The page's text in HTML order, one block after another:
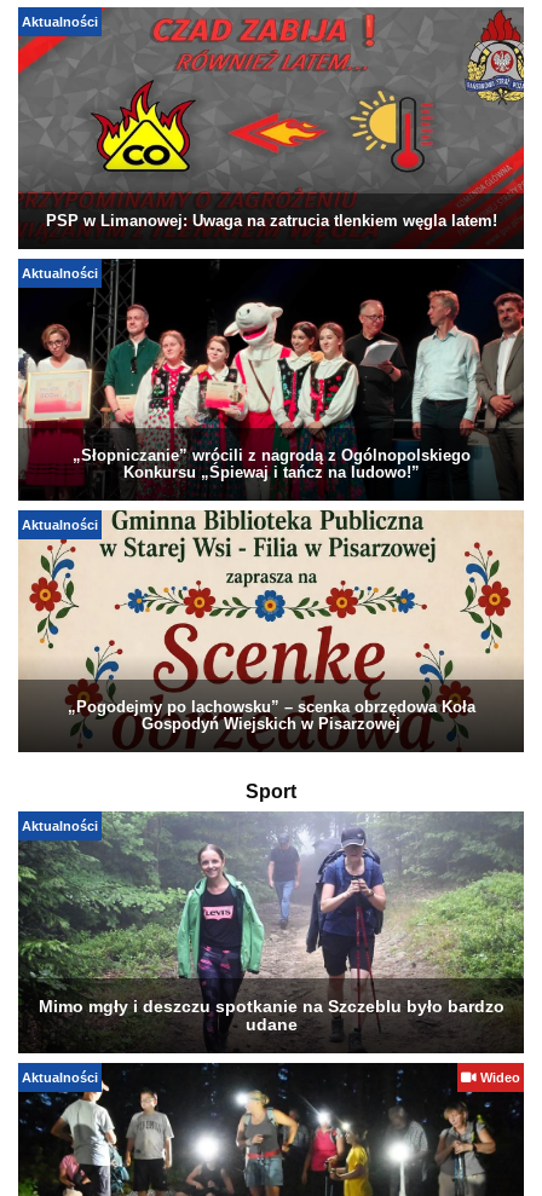
Aktualności
PSP w Limanowej: Uwaga na zatrucia tlenkiem węgla latem!
Aktualności
„Słopniczanie” wrócili z nagrodą z Ogólnopolskiego
Konkursu „Śpiewaj i tańcz na ludowo!”
Aktualności
„Pogodejmy po lachowsku” – scenka obrzędowa Koła
Gospodyń Wiejskich w Pisarzowej
Sport
Aktualności
Mimo mgły i deszczu spotkanie na Szczeblu było bardzo
udane
Aktualności Wideo